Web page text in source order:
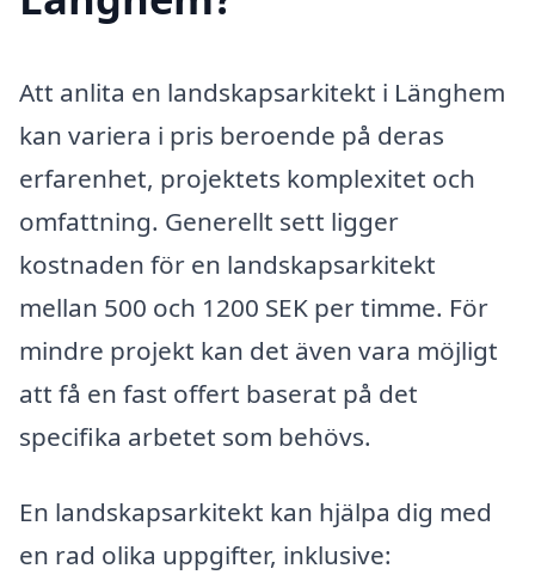
Att anlita en landskapsarkitekt i Länghem
kan variera i pris beroende på deras
erfarenhet, projektets komplexitet och
omfattning. Generellt sett ligger
kostnaden för en landskapsarkitekt
mellan 500 och 1200 SEK per timme. För
mindre projekt kan det även vara möjligt
att få en fast offert baserat på det
specifika arbetet som behövs.
En landskapsarkitekt kan hjälpa dig med
en rad olika uppgifter, inklusive: